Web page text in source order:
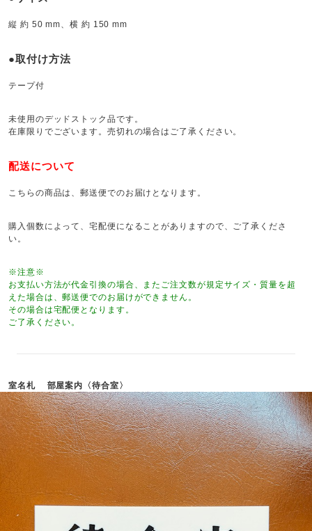
縦 約 50 mm、横 約 150 mm
●取付け方法
テープ付
未使用のデッドストック品です。
在庫限りでございます。売切れの場合はご了承ください。
配送について
こちらの商品は、郵送便でのお届けとなります。
購入個数によって、宅配便になることがありますので、ご了承くださ
い。
※注意※
お支払い方法が代金引換の場合、またご注文数が規定サイズ・質量を超
えた場合は、郵送便でのお届けができません。
その場合は宅配便となります。
ご了承ください。
室名札 部屋案内〈待合室〉